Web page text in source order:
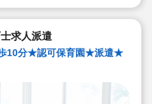
求人派遣
歩10分★認可保育園★派遣★